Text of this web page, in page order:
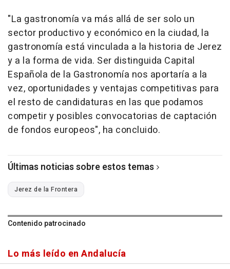
"La gastronomía va más allá de ser solo un
sector productivo y económico en la ciudad, la
gastronomía está vinculada a la historia de Jerez
y a la forma de vida. Ser distinguida Capital
Española de la Gastronomía nos aportaría a la
vez, oportunidades y ventajas competitivas para
el resto de candidaturas en las que podamos
competir y posibles convocatorias de captación
de fondos europeos", ha concluido.
Últimas noticias sobre estos temas
Jerez de la Frontera
Contenido patrocinado
Lo más leído en Andalucía